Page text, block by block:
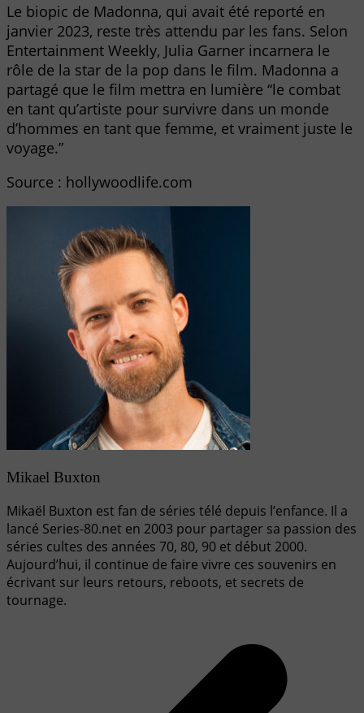
Le biopic de Madonna, qui avait été reporté en
janvier 2023, reste très attendu par les fans. Selon
Entertainment Weekly, Julia Garner incarnera le
rôle de la star de la pop dans le film. Madonna a
partagé que le film mettra en lumière “le combat
en tant qu’artiste pour survivre dans un monde
d’hommes en tant que femme, et vraiment juste le
voyage.”
Source : hollywoodlife.com
Mikael Buxton
Mikaël Buxton est fan de séries télé depuis l’enfance. Il a
lancé Series-80.net en 2003 pour partager sa passion des
séries cultes des années 70, 80, 90 et début 2000.
Aujourd’hui, il continue de faire vivre ces souvenirs en
écrivant sur leurs retours, reboots, et secrets de
tournage.